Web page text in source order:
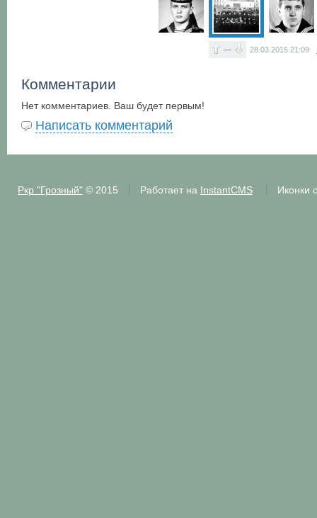
— 28.03.2015 21:09
Комментарии
Нет комментариев. Ваш будет первым!
Написать комментарий
Ркр "Грозный"© 2015 Работает на InstantCMS Иконки